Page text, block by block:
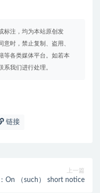
标注，均为本站原创发
时，禁止复制、盗用、
等各类媒体平台。如若本
系我们进行处理。
链接
上一篇
On （such） short notice